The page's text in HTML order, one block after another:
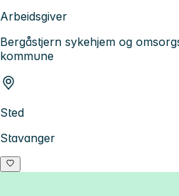
Arbeidsgiver
Bergåstjern sykehjem og
kommune
Sted
Stavanger